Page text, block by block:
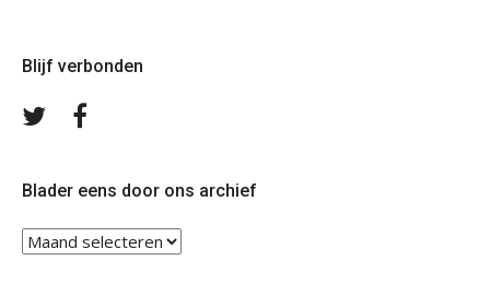
Blijf verbonden
Volg
Blader eens door ons archief
Blader
eens